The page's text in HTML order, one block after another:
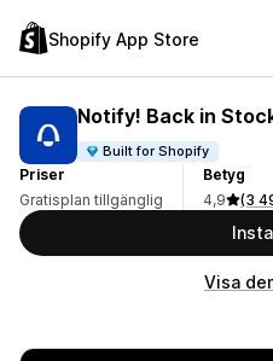
Shopify App Store
Notify! Back in
Built for Shopify
Priser
Gratisplan tillgänglig
Betyg
4,9
(3
Visa